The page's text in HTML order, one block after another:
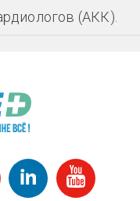
(АКК).